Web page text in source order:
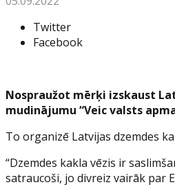
Twitter
Facebook
Nospraužot mērķi izskaust
mudinājumu “Veic valsts
To organizē Latvijas dzemdes
“Dzemdes kakla vēzis ir
satraucoši, jo divreiz vairāk par